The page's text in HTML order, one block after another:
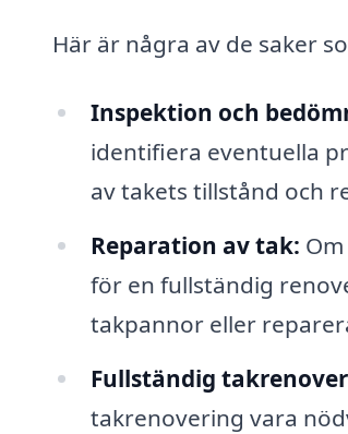
Här är några av de saker
Inspektion och
identifiera eventuella
av takets tillstånd och
Reparation av tak:
för en fullständig
takpannor eller
Fullständig
takrenovering vara